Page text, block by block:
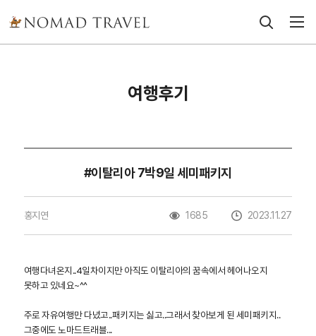
여행후기
#이탈리아 7박9일 세미패키지
홍지연 1685 2023.11.27
여행다녀온지..4일차이지만 아직도 이탈리아의 꿈속에서 헤어나오지
못하고 있네요~^^
주로 자유여행만 다녔고..패키지는 싫고..그래서 찾아보게 된 세미패키지..
그중에도 노마드트래블...